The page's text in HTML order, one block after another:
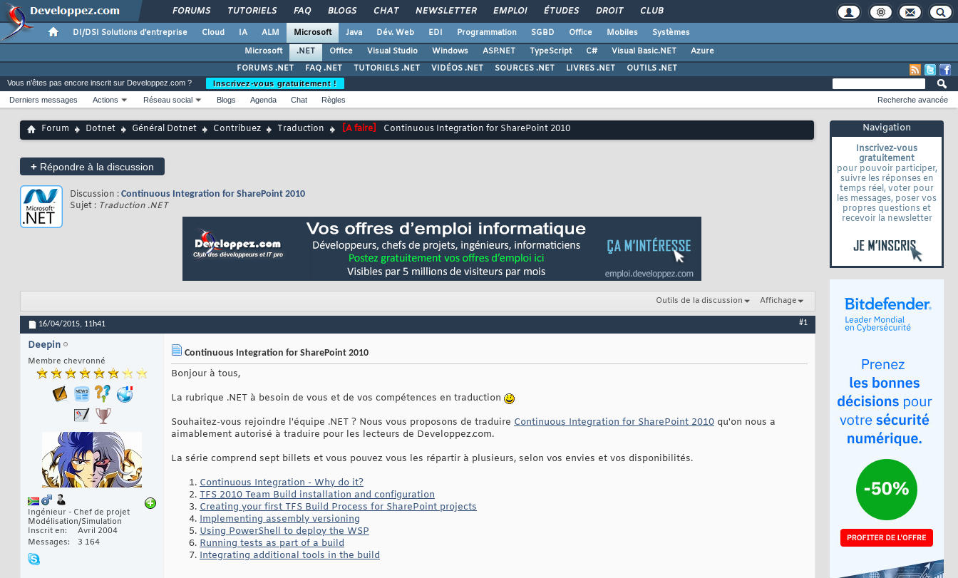
FORUMS TUTORIELS FAQ BLOGS CHAT NEWSLETTER EMPLOI ÉTUDES DROIT CLUB
DI/DSI Solutions d'entreprise Cloud IA ALM Microsoft Java Dév. Web EDI Programmation SGBD Office Mobiles
Systèmes
Microsoft
.NET Office Visual Studio Windows ASP.NET TypeScript C# Visual Basic.NET
Azure
FORUMS .NET
FAQ .NET TUTORIELS .NET VIDÉOS .NET SOURCES .NET LIVRES .NET OUTILS .NET
Navigation
Inscrivez-vous
gratuitement
pour pouvoir participer,
suivre les réponses en
temps réel, voter pour
les messages, poser vos
propres questions et
recevoir la newsletter
Vous n'êtes pas encore inscrit sur Developpez.com ?
Inscrivez-vous gratuitement !
Derniers messages
Actions Réseau social Blogs Agenda Chat Règles Recherche avancée
Forum Dotnet Général Dotnet Contribuez Traduction [A faire] Continuous Integration for SharePoint 2010
+ Répondre à la discussion
Discussion : Continuous Integration for SharePoint 2010
Sujet : Traduction .NET
Outils de la discussion Affichage
16/04/2015, 11h41 #1
Deepin
Membre chevronné
Ingénieur - Chef de projet
Modélisation/Simulation
Inscrit en
Avril 2004
Messages
3 164
Continuous Integration for SharePoint 2010
Bonjour à tous,
La rubrique .NET à besoin de vous et de vos compétences en traduction
Souhaitez-vous rejoindre l'équipe .NET ? Nous vous proposons de traduire Continuous Integration for SharePoint 2010 qu'on nous a
aimablement autorisé à traduire pour les lecteurs de Developpez.com.
La série comprend sept billets et vous pouvez vous les répartir à plusieurs, selon vos envies et vos disponibilités.
Continuous Integration - Why do it?
TFS 2010 Team Build installation and configuration
Creating your first TFS Build Process for SharePoint projects
Implementing assembly versioning
Using PowerShell to deploy the WSP
Running tests as part of a build
Integrating additional tools in the build